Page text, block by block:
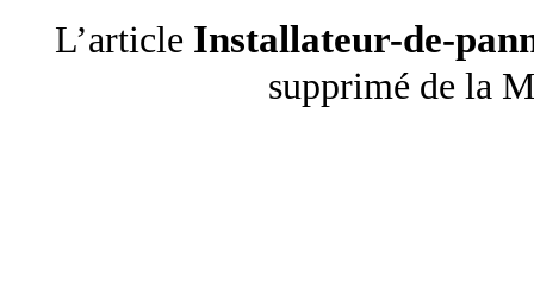
L’article Installateur-de-
supprimé de la